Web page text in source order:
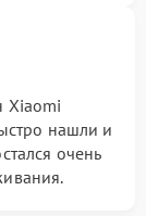
Xiaomi
нашли и
очень